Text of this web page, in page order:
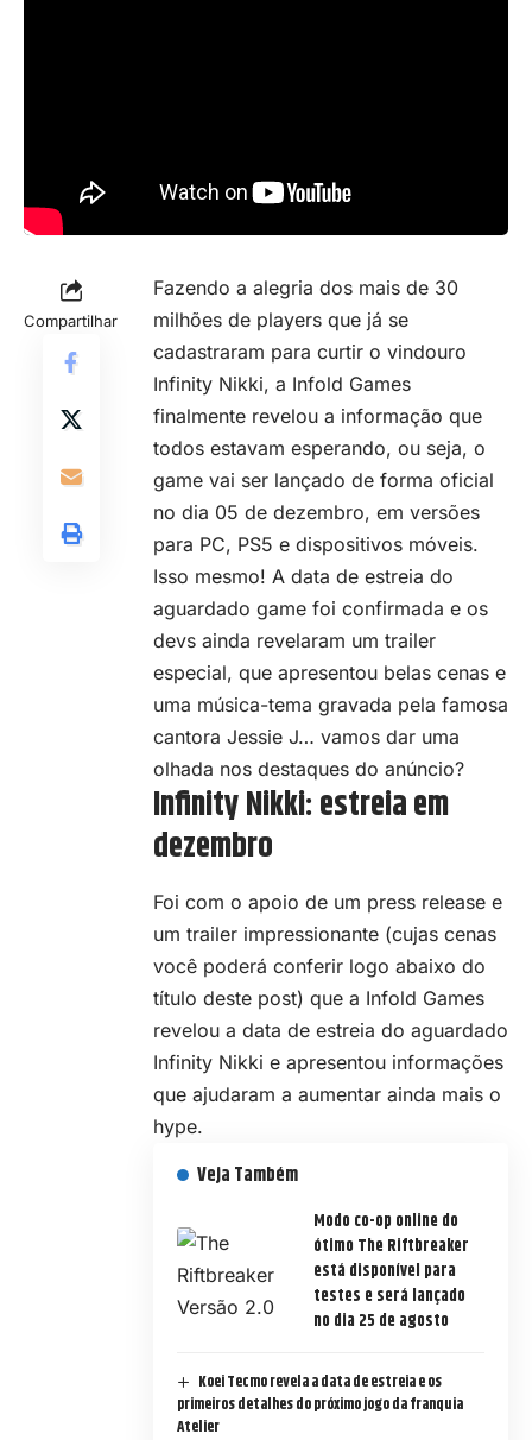
Compartilhar
Fazendo a alegria dos mais de 30
milhões de players que já se
cadastraram para curtir o vindouro
Infinity Nikki, a Infold Games
finalmente revelou a informação que
todos estavam esperando, ou seja, o
game vai ser lançado de forma oficial
no dia 05 de dezembro, em versões
para PC, PS5 e dispositivos móveis.
Isso mesmo! A data de estreia do
aguardado game foi confirmada e os
devs ainda revelaram um trailer
especial, que apresentou belas cenas e
uma música-tema gravada pela famosa
cantora Jessie J… vamos dar uma
olhada nos destaques do anúncio?
Infinity Nikki: estreia em
dezembro
Foi com o apoio de um press release e
um trailer impressionante (cujas cenas
você poderá conferir logo abaixo do
título deste post) que a Infold Games
revelou a data de estreia do aguardado
Infinity Nikki e apresentou informações
que ajudaram a aumentar ainda mais o
hype.
Veja Também
Modo co-op online do
ótimo The Riftbreaker
está disponível para
testes e será lançado
no dia 25 de agosto
Koei Tecmo revela a data de estreia e os
primeiros detalhes do próximo jogo da franquia
Atelier